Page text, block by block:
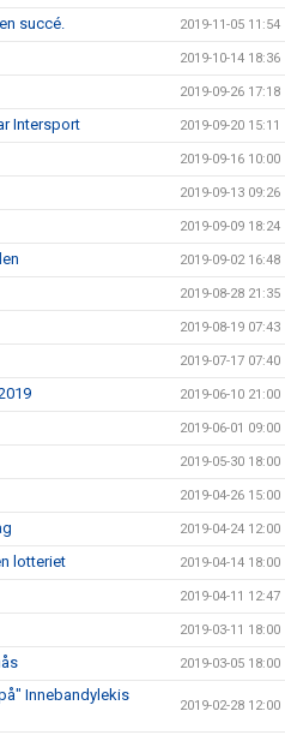
succé. 2019-11-05 11:54
2019-10-14 18:36
2019-09-26 17:18
Intersport 2019-09-20 15:11
2019-09-16 10:00
2019-09-13 09:26
2019-09-09 18:24
2019-09-02 16:48
2019-08-28 21:35
2019-08-19 07:43
2019-07-17 07:40
2019-06-10 21:00
2019-06-01 09:00
2019-05-30 18:00
2019-04-26 15:00
2019-04-24 12:00
lotteriet 2019-04-14 18:00
2019-04-11 12:47
2019-03-11 18:00
2019-03-05 18:00
Innebandylekis
2019-02-28 12:00